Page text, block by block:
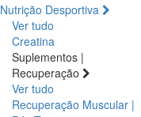
Nutrição Desportiva
Ver tudo
Creatina
Suplementos |
Recuperação
Ver tudo
Recuperação Muscular |